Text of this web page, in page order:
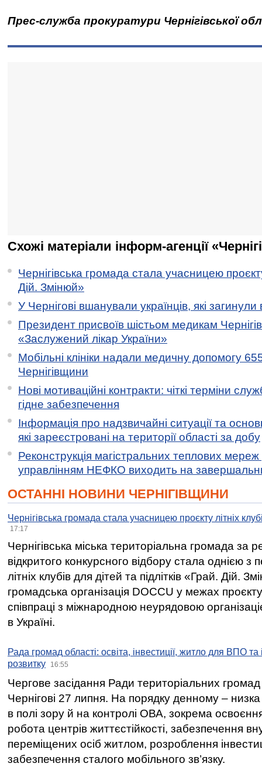
Прес-служба прокуратури Чернігівської
Схожі матеріали інформ-агенції
Чернігівська громада стала учасницею
Дій. Змінюй»
У Чернігові вшанували українців, які загинули
Президент присвоїв шістьом медикам
«Заслужений лікар України»
Мобільні клініки надали медичну допомогу
Чернігівщини
Нові мотиваційні контракти: чіткі терміни
гідне забезпечення
Інформація про надзвичайні ситуації та
які зареєстровані на території області за добу
Реконструкція магістральних теплових мереж
управлінням НЕФКО виходить на
ОСТАННІ НОВИНИ ЧЕРНІГІВЩИНИ
Чернігівська громада стала учасницею проєкту літніх
17:17
Чернігівська міська територіальна громада за
відкритого конкурсного відбору стала однією
літніх клубів для дітей та підлітків «Грай. Дій.
громадська організація DOCCU у межах
співпраці з міжнародною неурядовою
в Україні.
Рада громад області: освіта, інвестиції, житло для ВПО
розвитку
16:55
Чергове засідання Ради територіальних громад
Чернігові 27 липня. На порядку денному –
в полі зору й на контролі ОВА, зокрема освоєння
робота центрів життєстійкості, забезпечення
переміщених осіб житлом, розроблення
забезпечення сталого мобільного зв’язку.